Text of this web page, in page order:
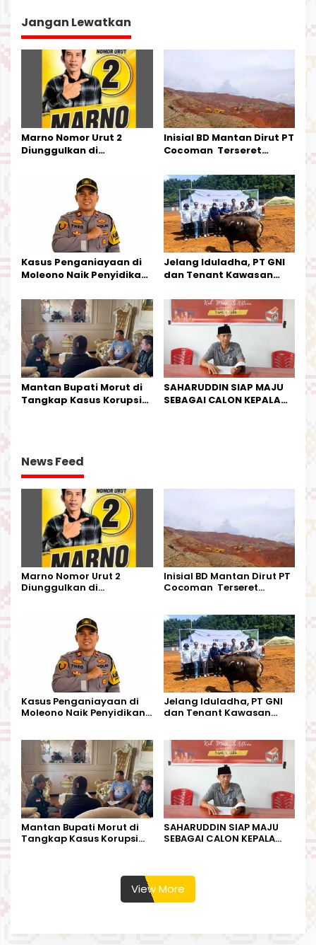
g
a
s
Jangan Lewatkan
Marno Nomor Urut 2
Diunggulkan di
Kesederhanaannya Jadi
Harapan Warga
Inisial BD Mantan Dirut PT
Cocoman Terseret
Tata Kelola Tambang
Kalimantan Barat
Kasus Penganiayaan di
Moleono Naik Penyidikan,
Kesempatan Terakhir
Jelang Iduladha, PT GNI
dan Tenant Kawasan
Kurban
Mantan Bupati Morut di
Tangkap Kasus Korupsi
SAHARUDDIN SIAP MAJU
SEBAGAI CALON KEPALA
News Feed
Marno Nomor Urut 2
Diunggulkan di
Harapan Warga
Inisial BD Mantan Dirut PT
Cocoman Terseret
Kalimantan Barat
Kasus Penganiayaan di
Moleono Naik Penyidikan,
Jelang Iduladha, PT GNI
dan Tenant Kawasan
Mantan Bupati Morut di
Tangkap Kasus Korupsi
SAHARUDDIN SIAP MAJU
SEBAGAI CALON KEPALA
View More